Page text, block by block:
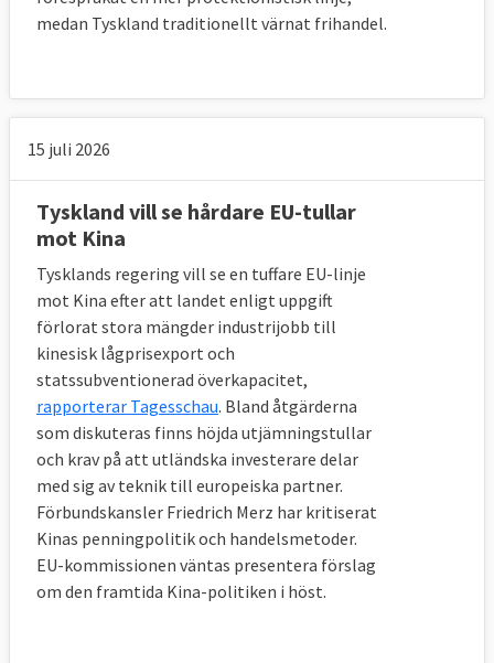
medan Tyskland traditionellt värnat frihandel.
15 juli 2026
Tyskland vill se hårdare EU-tullar
mot Kina
Tysklands regering vill se en tuffare EU-linje
mot Kina efter att landet enligt uppgift
förlorat stora mängder industrijobb till
kinesisk lågprisexport och
statssubventionerad överkapacitet,
rapporterar Tagesschau. Bland åtgärderna
som diskuteras finns höjda utjämningstullar
och krav på att utländska investerare delar
med sig av teknik till europeiska partner.
Förbundskansler Friedrich Merz har kritiserat
Kinas penningpolitik och handelsmetoder.
EU-kommissionen väntas presentera förslag
om den framtida Kina-politiken i höst.